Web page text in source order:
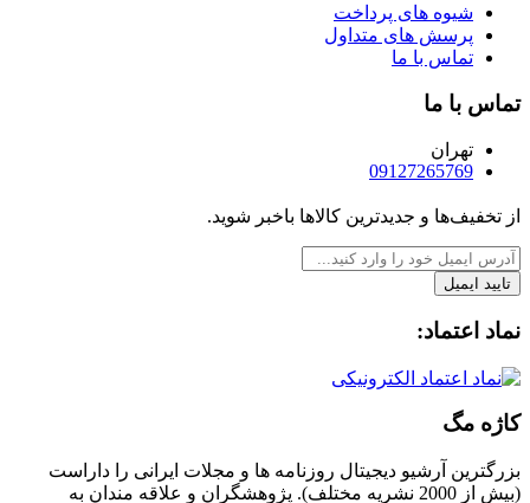
شیوه های پرداخت
پرسش های متداول
تماس با ما
تماس با ما
تهران
09127265769
از تخفیف‌ها و جدیدترین‌ کالاها باخبر شوید.
تایید ایمیل
نماد اعتماد:
کاژه مگ
بزرگترین آرشیو دیجیتال روزنامه ها و مجلات ایرانی را داراست
(بیش از 2000 نشریه مختلف). پژوهشگران و علاقه مندان به